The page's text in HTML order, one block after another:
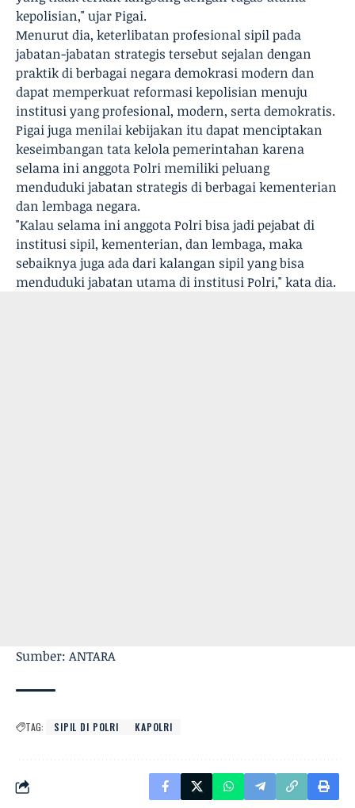
kepolisian," ujar Pigai.
Menurut dia, keterlibatan profesional sipil pada
jabatan-jabatan strategis tersebut sejalan dengan
praktik di berbagai negara demokrasi modern dan
dapat memperkuat reformasi kepolisian menuju
institusi yang profesional, modern, serta demokratis.
Pigai juga menilai kebijakan itu dapat menciptakan
keseimbangan tata kelola pemerintahan karena
selama ini anggota Polri memiliki peluang
menduduki jabatan strategis di berbagai kementerian
dan lembaga negara.
"Kalau selama ini anggota Polri bisa jadi pejabat di
institusi sipil, kementerian, dan lembaga, maka
sebaiknya juga ada dari kalangan sipil yang bisa
menduduki jabatan utama di institusi Polri," kata dia.
Sumber: ANTARA
TAG: SIPIL DI POLRI KAPOLRI